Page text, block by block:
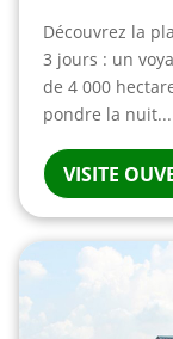
Découvrez la
3 jours : un
de 4 000
pondre la nuit...
VISITE